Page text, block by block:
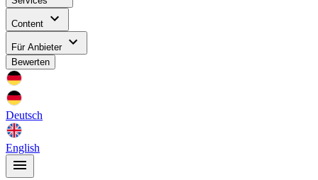
Content
Für Anbieter
Bewerten
Deutsch
English